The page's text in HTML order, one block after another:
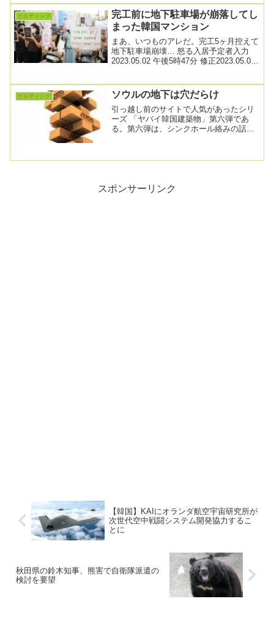
ビルディング
完工前に地下駐車場が崩落してし
まった韓国マンション
まあ、いつものアレだ。完工5ヶ月控えて
地下駐車場崩壊… 怒る入居予定者入力
2023.05.02 午後5時47分 修正2023.05.03
ビルディング ソウルの地下は穴だらけ
引っ越し前のサイトで人気があったシリ
ーズ 「ヤバイ韓国建築物」第六弾であ
る。第六弾は、シンクホール絡みの話の
スポンサーリンク
【韓国】KAIにオランダ航空宇宙研究所が
次世代空中戦闘システム開発協力するこ
とに
秋田県の鈴木知事、熊害で自衛隊派遣の
検討を要望